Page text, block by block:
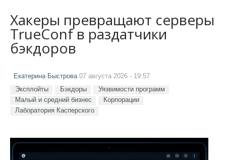
Хакеры превращают серверы
TrueConf в раздатчики
бэкдоров
Екатерина Быстрова07 августа 2026 - 19:57
Эксплойты Бэкдоры
Уязвимости программ
Малый и средний бизнес
Корпорации
Лаборатория Касперского